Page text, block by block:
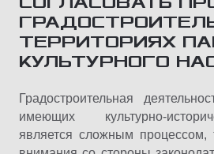
ТЕРРИТОРИЯХ
КУЛЬТУРНОГО
Градостроительная
имеющих культурно-
является сложным процессом,